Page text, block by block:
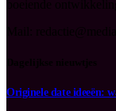
Originele date ideeën: